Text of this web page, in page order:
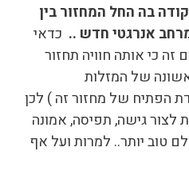
בה החל המחזור בין
אנרגטי חדש .. כדאי
זה כי אותה חוויה תחזור
במעלה ראשונה של המזלות
הפתיח של מחזור זה ) לכן
לצור גישה, תפיסה, אמונה
טוב יותר.. למרות ועל אף